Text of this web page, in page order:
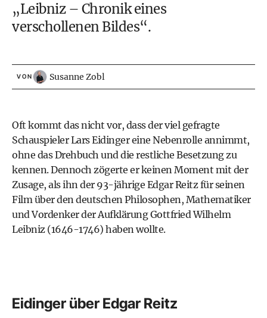
„Leibniz – Chronik eines
verschollenen Bildes“.
VON Susanne Zobl
Oft kommt das nicht vor, dass der viel gefragte
Schauspieler Lars Eidinger eine Nebenrolle annimmt,
ohne das Drehbuch und die restliche Besetzung zu
kennen. Dennoch zögerte er keinen Moment mit der
Zusage, als ihn der 93-jährige Edgar Reitz für seinen
Film über den deutschen Philosophen, Mathematiker
und Vordenker der Aufklärung Gottfried Wilhelm
Leibniz (1646-1746) haben wollte.
Eidinger über Edgar Reitz